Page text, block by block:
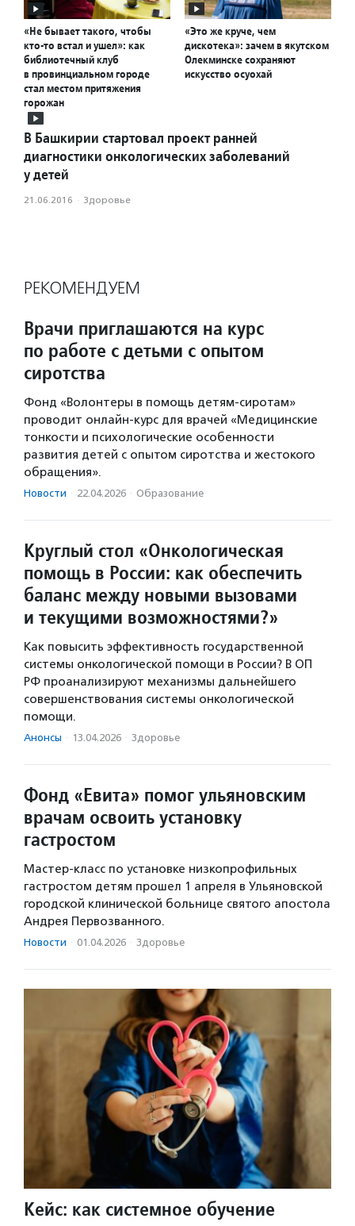
«Не бывает такого, чтобы
кто-то встал и ушел»: как
библиотечный клуб
в провинциальном городе
стал местом притяжения
горожан
«Это же круче, чем
дискотека»: зачем в якутском
Олекминске сохраняют
искусство осуохай
В Башкирии стартовал проект ранней
диагностики онкологических заболеваний
у детей
21.06.2016 · Здоровье
РЕКОМЕНДУЕМ
Врачи приглашаются на курс
по работе с детьми с опытом
сиротства
Фонд «Волонтеры в помощь детям-сиротам»
проводит онлайн-курс для врачей «Медицинские
тонкости и психологические особенности
развития детей с опытом сиротства и жестокого
обращения».
Новости · 22.04.2026 · Образование
Круглый стол «Онкологическая
помощь в России: как обеспечить
баланс между новыми вызовами
и текущими возможностями?»
Как повысить эффективность государственной
системы онкологической помощи в России? В ОП
РФ проанализируют механизмы дальнейшего
совершенствования системы онкологической
помощи.
Анонсы · 13.04.2026 · Здоровье
Фонд «Евита» помог ульяновским
врачам освоить установку
гастростом
Мастер-класс по установке низкопрофильных
гастростом детям прошел 1 апреля в Ульяновской
городской клинической больнице святого апостола
Андрея Первозванного.
Новости · 01.04.2026 · Здоровье
Кейс: как системное обучение